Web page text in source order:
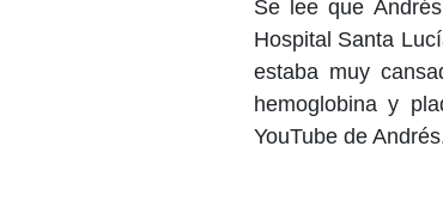
Se lee que
Hospital Santa
estaba muy
hemoglobina y
YouTube de